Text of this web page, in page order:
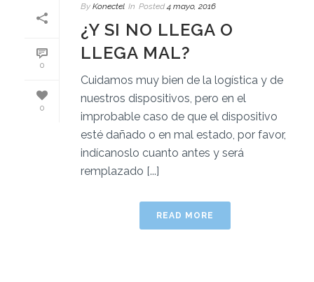
0
0
By Konectel In Posted 4 mayo, 2016
¿Y SI NO LLEGA O
LLEGA MAL?
Cuidamos muy bien de la logística y de
nuestros dispositivos, pero en el
improbable caso de que el dispositivo
esté dañado o en mal estado, por favor,
indícanoslo cuanto antes y será
remplazado [...]
READ MORE